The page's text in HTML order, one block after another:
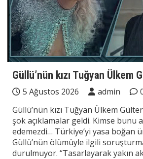
Güllü’nün kızı Tuğyan Ülkem
5 Ağustos 2026 admin
Güllü’nün kızı Tuğyan Ülkem
şok açıklamalar geldi. Kimse bunu
edemezdi… Türkiye’yi yasa boğan
Güllü’nün ölümüyle ilgili
durulmuyor. “Tasarlayarak yakın